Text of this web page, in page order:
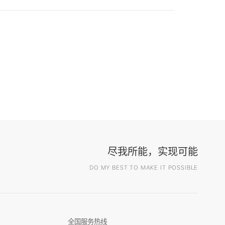
尽我所能，实现可能
DO MY BEST TO MAKE IT POSSIBLE
全国服务热线